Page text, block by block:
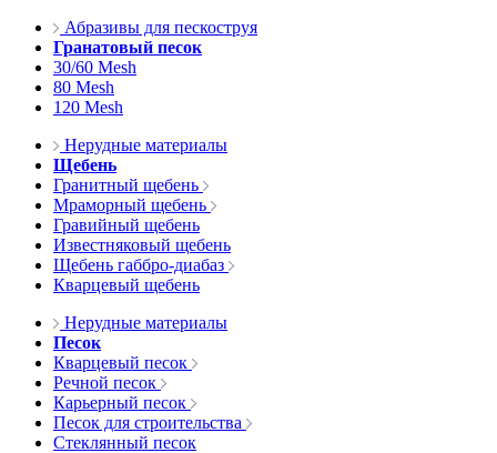
Абразивы для пескоструя
Гранатовый песок
30/60 Mesh
80 Mesh
120 Mesh
Нерудные материалы
Щебень
Гранитный щебень
Мраморный щебень
Гравийный щебень
Известняковый щебень
Щебень габбро-диабаз
Кварцевый щебень
Нерудные материалы
Песок
Кварцевый песок
Речной песок
Карьерный песок
Песок для строительства
Стеклянный песок